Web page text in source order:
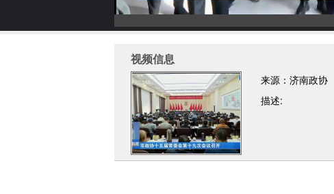
视频信息
来源：济南政协
描述: